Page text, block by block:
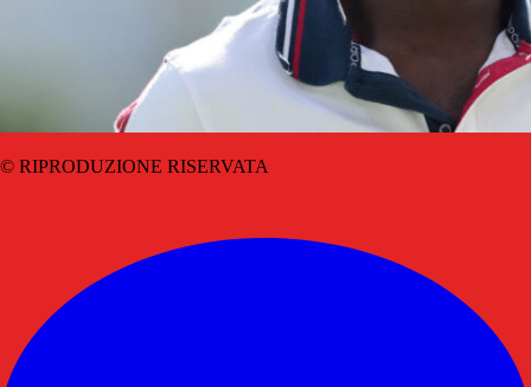
© RIPRODUZIONE RISERVATA